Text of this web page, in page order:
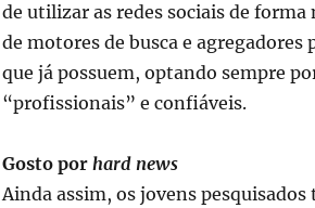
de utilizar as redes sociais de
de motores de busca e
que já possuem, optando sempre
“profissionais” e confiáveis.
Gosto por hard news
Ainda assim, os jovens